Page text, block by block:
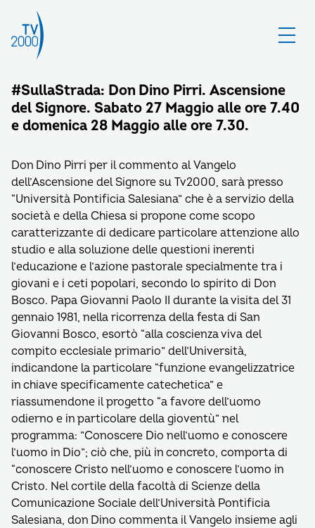
#SullaStrada: Don Dino Pirri. Ascensione
del Signore. Sabato 27 Maggio alle ore 7.40
e domenica 28 Maggio alle ore 7.30.
Don Dino Pirri per il commento al Vangelo
dell’Ascensione del Signore su Tv2000, sarà presso
“Università Pontificia Salesiana” che è a servizio della
società e della Chiesa si propone come scopo
caratterizzante di dedicare particolare attenzione allo
studio e alla soluzione delle questioni inerenti
l’educazione e l’azione pastorale specialmente tra i
giovani e i ceti popolari, secondo lo spirito di Don
Bosco. Papa Giovanni Paolo II durante la visita del 31
gennaio 1981, nella ricorrenza della festa di San
Giovanni Bosco, esortò “alla coscienza viva del
compito ecclesiale primario” dell’Università,
indicandone la particolare “funzione evangelizzatrice
in chiave specificamente catechetica” e
riassumendone il progetto “a favore dell’uomo
odierno e in particolare della gioventù” nel
programma: ”Conoscere Dio nell’uomo e conoscere
l’uomo in Dio”; ciò che, più in concreto, comporta di
“conoscere Cristo nell’uomo e conoscere l’uomo in
Cristo. Nel cortile della facoltà di Scienze della
Comunicazione Sociale dell’Università Pontificia
Salesiana, don Dino commenta il Vangelo insieme agli